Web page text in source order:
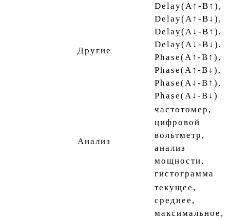
Другие
Delay(A↑-B↑),
Delay(A↑-B↓),
Delay(A↓-B↑),
Delay(A↓-B↓),
Phase(A↑-B↑),
Phase(A↑-B↓),
Phase(A↓-B↑),
Phase(A↓-B↓)
Анализ
частотомер,
цифровой
вольтметр,
анализ
мощности,
гистограмма
текущее,
среднее,
максимальное,